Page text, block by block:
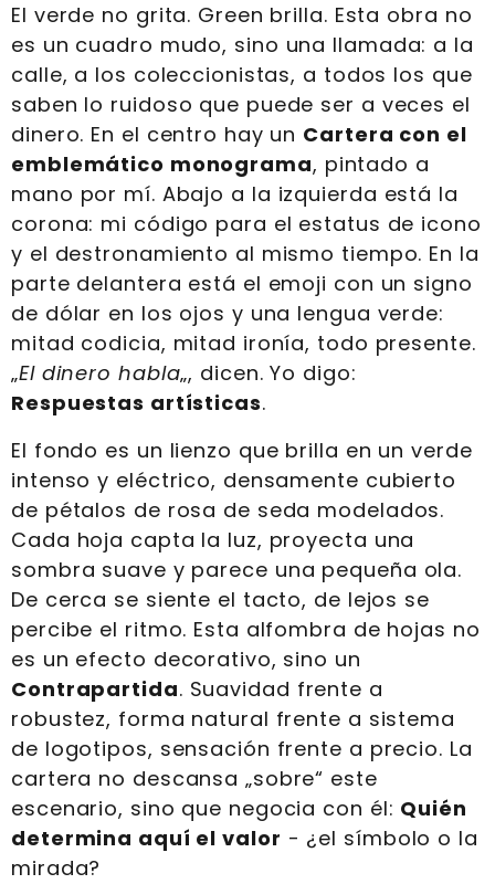
El verde no grita. Green brilla. Esta obra no
es un cuadro mudo, sino una llamada: a la
calle, a los coleccionistas, a todos los que
saben lo ruidoso que puede ser a veces el
dinero. En el centro hay un Cartera con el
emblemático monograma, pintado a
mano por mí. Abajo a la izquierda está la
corona: mi código para el estatus de icono
y el destronamiento al mismo tiempo. En la
parte delantera está el emoji con un signo
de dólar en los ojos y una lengua verde:
mitad codicia, mitad ironía, todo presente.
„El dinero habla„, dicen. Yo digo:
Respuestas artísticas.
El fondo es un lienzo que brilla en un verde
intenso y eléctrico, densamente cubierto
de pétalos de rosa de seda modelados.
Cada hoja capta la luz, proyecta una
sombra suave y parece una pequeña ola.
De cerca se siente el tacto, de lejos se
percibe el ritmo. Esta alfombra de hojas no
es un efecto decorativo, sino un
Contrapartida. Suavidad frente a
robustez, forma natural frente a sistema
de logotipos, sensación frente a precio. La
cartera no descansa „sobre“ este
escenario, sino que negocia con él: Quién
determina aquí el valor - ¿el símbolo o la
mirada?